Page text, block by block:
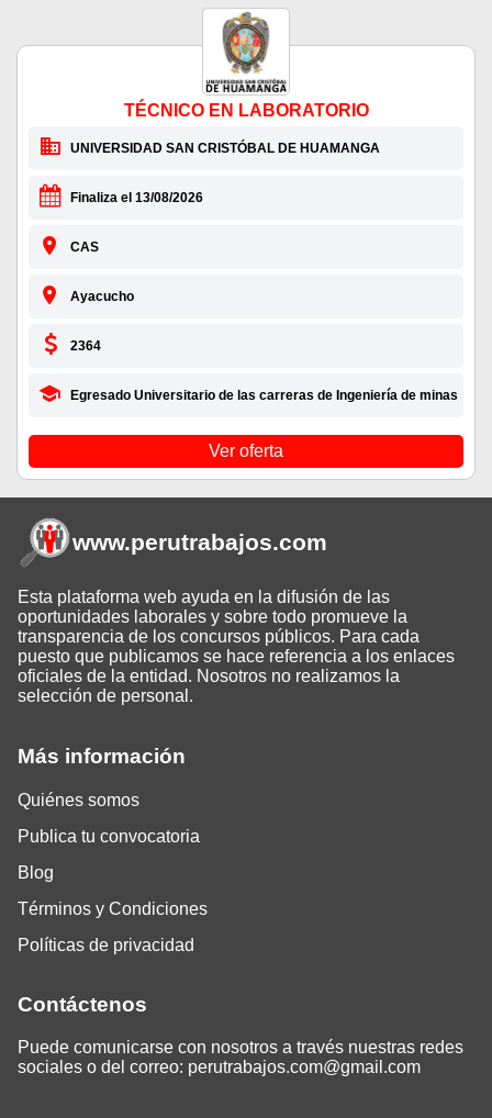
TÉCNICO EN LABORATORIO
UNIVERSIDAD SAN CRISTÓBAL DE HUAMANGA
Finaliza el 13/08/2026
CAS
Ayacucho
2364
Egresado Universitario de las carreras de Ingeniería de minas
Ver oferta
Más información
Quiénes somos
Publica tu convocatoria
Blog
Términos y Condiciones
Políticas de privacidad
Contáctenos
Puede comunicarse con nosotros a través nuestras redes
sociales o del correo: perutrabajos.com@gmail.com
www.perutrabajos.com
Esta plataforma web ayuda en la difusión de las
oportunidades laborales y sobre todo promueve la
transparencia de los concursos públicos. Para cada
puesto que publicamos se hace referencia a los enlaces
oficiales de la entidad. Nosotros no realizamos la
selección de personal.